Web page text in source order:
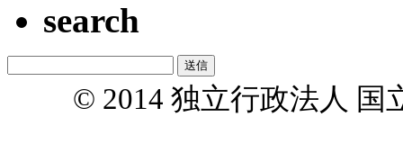
search
© 2014 独立行政法人 国